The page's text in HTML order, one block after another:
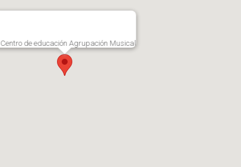
Centro de educación Agrupación Musical